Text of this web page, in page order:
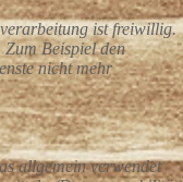
ist freiwillig.
Beispiel den
nicht mehr
allgemein verwendet